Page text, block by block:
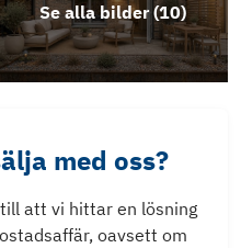
Se alla bilder (10)
med oss?
att vi hittar en lösning
oavsett om